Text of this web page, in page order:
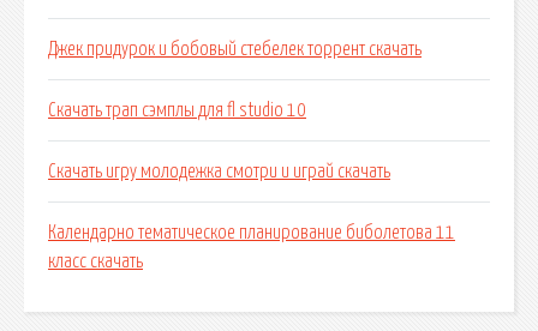
Джек придурок и бобовый стебелек торрент скачать
Скачать трап сэмплы для fl studio 10
Скачать игру молодежка смотри и играй скачать
Календарно тематическое планирование биболетова 11
класс скачать